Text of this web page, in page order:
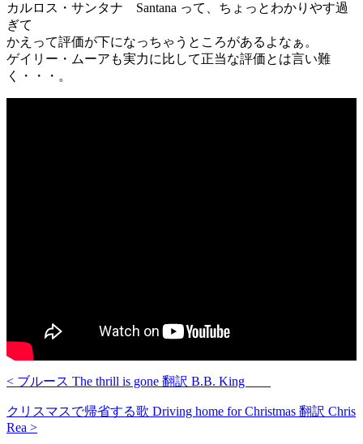
カルロス・サンタナ Santana って、ちょっとわかりやす過
ぎて
かえって評価が下になっちゃうところがあるよなぁ。
ゲイリー・ムーアも実力に比して正当な評価とは言い難
く・・・。
< ブルース The thrill is gone 翻訳 B.B. King
クリスマスで帰省する歌 Driving home for Christmas 翻訳 Chris
Rea >